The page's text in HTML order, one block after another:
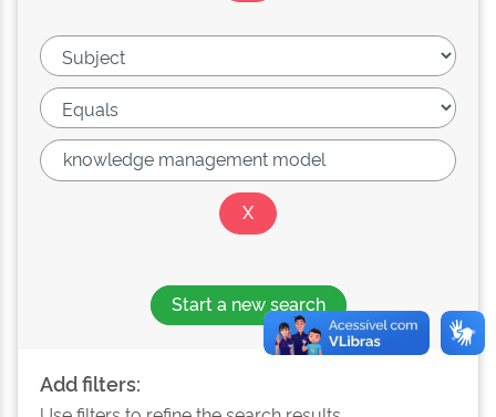
Start a new search
Add filters: